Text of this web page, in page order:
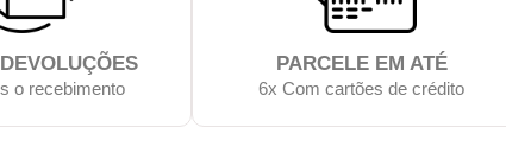
o recebimento
PARCELE EM ATÉ
6x Com cartões de crédito